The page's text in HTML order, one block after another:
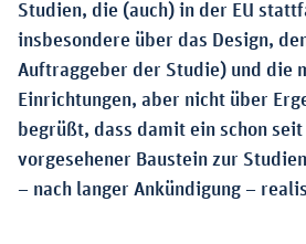
Studien, die (auch) in der EU
insbesondere über das Design,
Auftraggeber der Studie) und die
Einrichtungen, aber nicht über
begrüßt, dass damit ein schon seit
vorgesehener Baustein zur
– nach langer Ankündigung –